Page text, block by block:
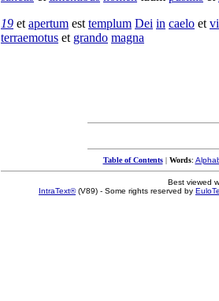
19 et apertum est templum Dei in caelo et
terraemotus et grando magna
Table of Contents| Words:
Best viewed
IntraText®(V89) - Some rights reserved by